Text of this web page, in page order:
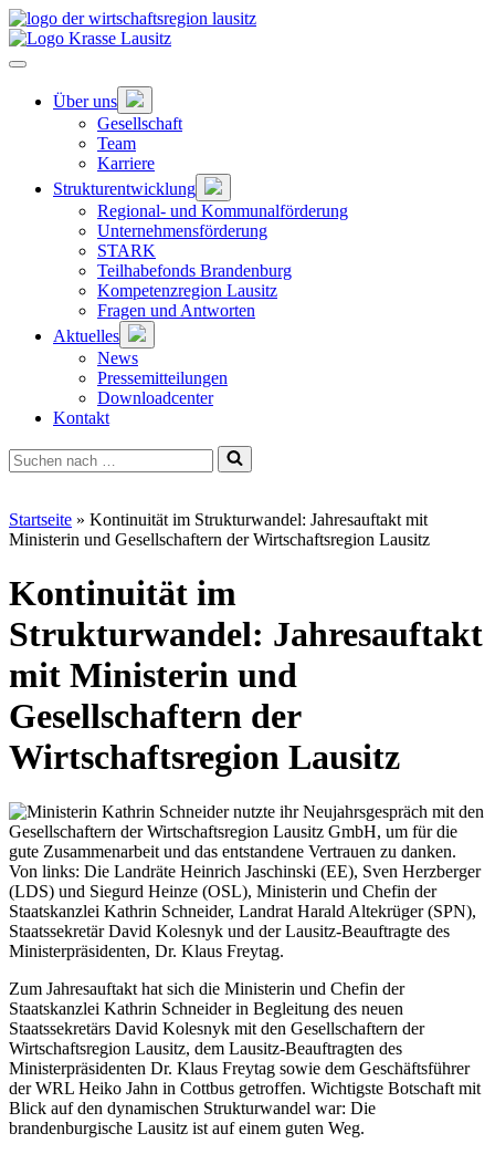
Zum
Hauptinhalt
springen
Hauptnavigation
Über uns
Untermenü
öffnen
Gesellschaft
Team
Karriere
Strukturentwicklung
Untermenü
öffnen
Regional- und Kommunalförderung
Unternehmensförderung
STARK
Teilhabefonds Brandenburg
Kompetenzregion Lausitz
Fragen und Antworten
Aktuelles
Untermenü
öffnen
News
Pressemitteilungen
Downloadcenter
Kontakt
Suchen
nach …
Startseite » Kontinuität im Strukturwandel: Jahresauftakt mit
Ministerin und Gesellschaftern der Wirtschaftsregion Lausitz
Kontinuität im
Strukturwandel: Jahresauftakt
mit Ministerin und
Gesellschaftern der
Wirtschaftsregion Lausitz
Zum Jahresauftakt hat sich die Ministerin und Chefin der
Staatskanzlei Kathrin Schneider in Begleitung des neuen
Staatssekretärs David Kolesnyk mit den Gesellschaftern der
Wirtschaftsregion Lausitz, dem Lausitz-Beauftragten des
Ministerpräsidenten Dr. Klaus Freytag sowie dem Geschäftsführer
der WRL Heiko Jahn in Cottbus getroffen. Wichtigste Botschaft mit
Blick auf den dynamischen Strukturwandel war: Die
brandenburgische Lausitz ist auf einem guten Weg.